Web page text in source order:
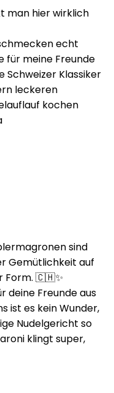
man hier wirklich
echt
für meine Freunde
Schweizer Klassiker
leckeren
kochen
sind
Gemütlichkeit auf
Form. 🇨🇭✨
deine Freunde aus
ist es kein Wunder,
Nudelgericht so
klingt super,